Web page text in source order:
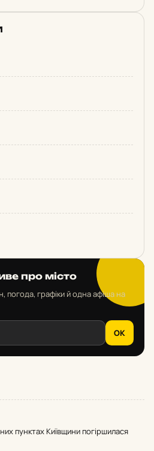
про місто
графіки й одна афіша на
OK
пунктах Київщини погіршилася